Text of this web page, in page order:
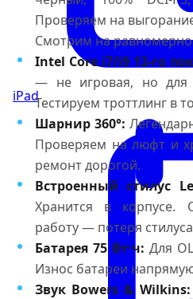
iPad
Проверяем на
Смотрим на
Intel Core i7/i9 13-го
— не игровая, но для
Тестируем троттлинг в
Шарнир 360°:
Проверяем на люфт и
ремонт дорогой.
Встроенный стилус
Хранится в корпусе.
работу — потеря
Батарея 75 Вт·ч: Для
Износ батареи
Звук Bowers & Wilkins: